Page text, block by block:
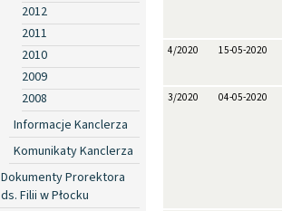
2012
2011
2010
2009
2008
Informacje Kanclerza
Komunikaty Kanclerza
Dokumenty Prorektora
ds. Filii w Płocku
4/2020 15-05-2020
3/2020 04-05-2020